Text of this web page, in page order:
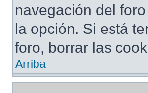
navegación del
la opción. Si está
foro, borrar las
Arriba